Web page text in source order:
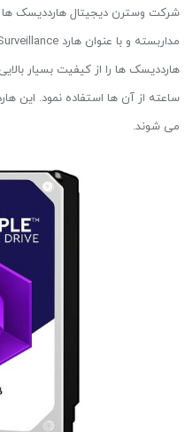
شرکت وسترن دیجیتال هارددیسک
می شوند.